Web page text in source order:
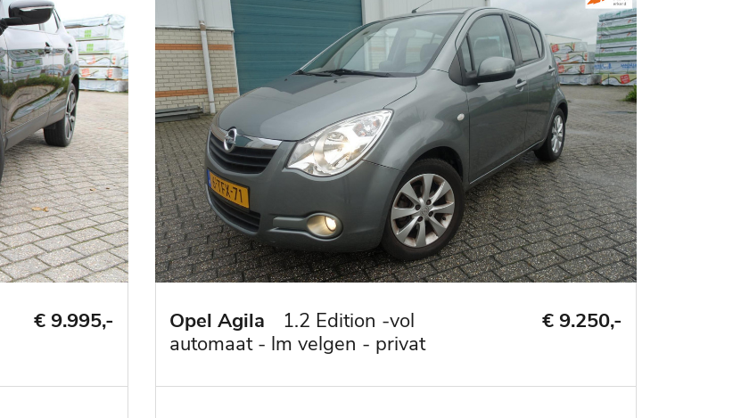
€ 9.995,- Opel Agila
1.2 Edition -vol
automaat - lm velgen - privat
€ 9.250,-
Wil je maandelijks op de hoogte
gehouden worden van ons
occasionaanbod?
Laat dan hier je gegevens achter!